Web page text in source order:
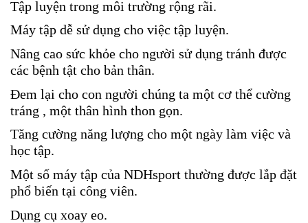
Tập luyện trong môi trường rộng rãi.
Máy tập dễ sử dụng cho việc tập luyện.
Nâng cao sức khỏe cho người sử dụng tránh được
các bệnh tật cho bản thân.
Đem lại cho con người chúng ta một cơ thể cường
tráng , một thân hình thon gọn.
Tăng cường năng lượng cho một ngày làm việc và
học tập.
Một số máy tập của NDHsport thường được lắp đặt
phổ biến tại công viên.
Dụng cụ xoay eo.